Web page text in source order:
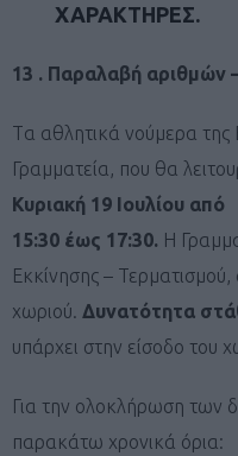
ΧΑΡΑΚΤΗΡΕΣ.
13 . Παραλαβή αριθμών
Tα αθλητικά νούμερα
Γραμματεία, που θα
Κυριακή 19 Ιουλίου από
15:30 έως 17:30. Η
Εκκίνησης –
χωριού. Δυνατότητα
υπάρχει στην είσοδο του
Για την ολοκλήρωση των
παρακάτω χρονικά όρια: